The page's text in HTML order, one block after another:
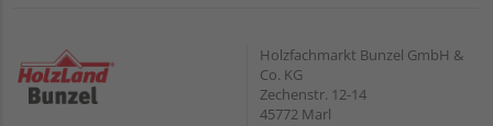
Holzfachmarkt Bunzel GmbH &
Co. KG
Zechenstr. 12-14
45772 Marl